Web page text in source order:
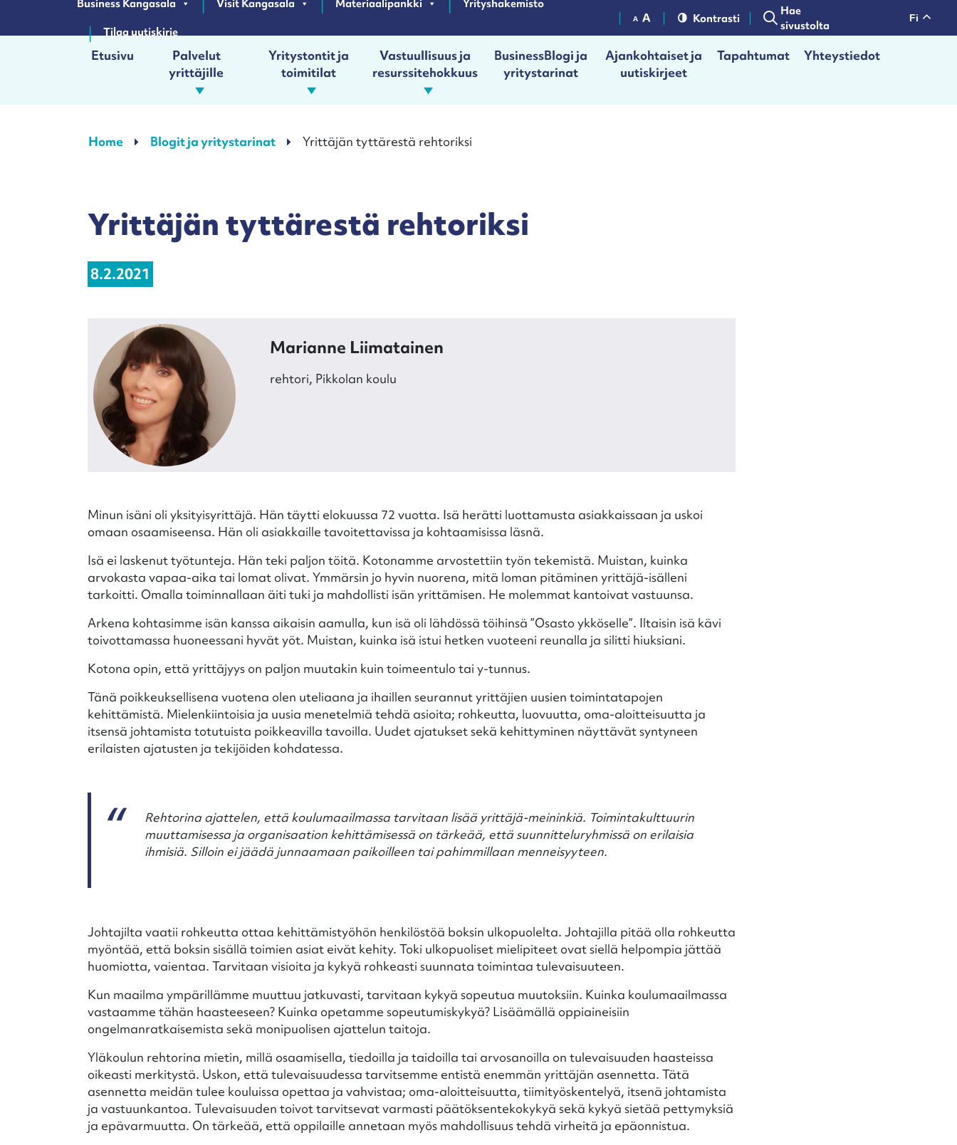
Business Kangasala Visit Kangasala Materiaalipankki
Yrityshakemisto
Tilaa uutiskirje
Kontrasti
Hae
sivustolta
Päävalikko
Etusivu
Palvelut
yrittäjille
Yritystontit ja
toimitilat
Vastuullisuus ja
resurssitehokkuus
BusinessBlogi ja
yritystarinat
Ajankohtaiset ja
uutiskirjeet
Tapahtumat Yhteystiedot
Home Blogit ja yritystarinat Yrittäjän tyttärestä rehtoriksi
Yrittäjän tyttärestä rehtoriksi
8.2.2021
Marianne Liimatainen
rehtori, Pikkolan koulu
Minun isäni oli yksityisyrittäjä. Hän täytti elokuussa 72 vuotta. Isä herätti luottamusta asiakkaissaan ja uskoi
omaan osaamiseensa. Hän oli asiakkaille tavoitettavissa ja kohtaamisissa läsnä.
Isä ei laskenut työtunteja. Hän teki paljon töitä. Kotonamme arvostettiin työn tekemistä. Muistan, kuinka
arvokasta vapaa-aika tai lomat olivat. Ymmärsin jo hyvin nuorena, mitä loman pitäminen yrittäjä-isälleni
tarkoitti. Omalla toiminnallaan äiti tuki ja mahdollisti isän yrittämisen. He molemmat kantoivat vastuunsa.
Arkena kohtasimme isän kanssa aikaisin aamulla, kun isä oli lähdössä töihinsä ”Osasto ykköselle”. Iltaisin isä kävi
toivottamassa huoneessani hyvät yöt. Muistan, kuinka isä istui hetken vuoteeni reunalla ja silitti hiuksiani.
Kotona opin, että yrittäjyys on paljon muutakin kuin toimeentulo tai y-tunnus.
Tänä poikkeuksellisena vuotena olen uteliaana ja ihaillen seurannut yrittäjien uusien toimintatapojen
kehittämistä. Mielenkiintoisia ja uusia menetelmiä tehdä asioita; rohkeutta, luovuutta, oma-aloitteisuutta ja
itsensä johtamista totutuista poikkeavilla tavoilla. Uudet ajatukset sekä kehittyminen näyttävät syntyneen
erilaisten ajatusten ja tekijöiden kohdatessa.
Rehtorina ajattelen, että koulumaailmassa tarvitaan lisää yrittäjä-meininkiä. Toimintakulttuurin
muuttamisessa ja organisaation kehittämisessä on tärkeää, että suunnitteluryhmissä on erilaisia
ihmisiä. Silloin ei jäädä junnaamaan paikoilleen tai pahimmillaan menneisyyteen.
Johtajilta vaatii rohkeutta ottaa kehittämistyöhön henkilöstöä boksin ulkopuolelta. Johtajilla pitää olla rohkeutta
myöntää, että boksin sisällä toimien asiat eivät kehity. Toki ulkopuoliset mielipiteet ovat siellä helpompia jättää
huomiotta, vaientaa. Tarvitaan visioita ja kykyä rohkeasti suunnata toimintaa tulevaisuuteen.
Kun maailma ympärillämme muuttuu jatkuvasti, tarvitaan kykyä sopeutua muutoksiin. Kuinka koulumaailmassa
vastaamme tähän haasteeseen? Kuinka opetamme sopeutumiskykyä? Lisäämällä oppiaineisiin
ongelmanratkaisemista sekä monipuolisen ajattelun taitoja.
Yläkoulun rehtorina mietin, millä osaamisella, tiedoilla ja taidoilla tai arvosanoilla on tulevaisuuden haasteissa
oikeasti merkitystä. Uskon, että tulevaisuudessa tarvitsemme entistä enemmän yrittäjän asennetta. Tätä
asennetta meidän tulee kouluissa opettaa ja vahvistaa; oma-aloitteisuutta, tiimityöskentelyä, itsenä johtamista
ja vastuunkantoa. Tulevaisuuden toivot tarvitsevat varmasti päätöksentekokykyä sekä kykyä sietää pettymyksiä
ja epävarmuutta. On tärkeää, että oppilaille annetaan myös mahdollisuus tehdä virheitä ja epäonnistua.
fi